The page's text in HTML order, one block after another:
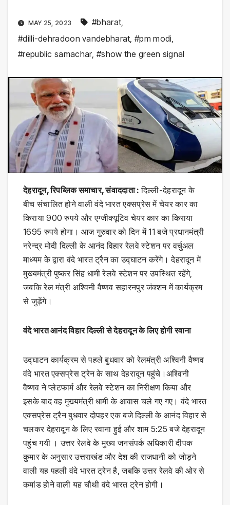
MAY 25, 2023 #bharat
#dilli-dehradoon vandebharat ,#pm modi
#republic samachar,#show the green signal
देहरादून, रिपब्लिक समाचार, संवाददाता :दिल्ली-देहरादून के
बीच संचालित होने वाली वंदे भारत एक्सप्रेस में चेयर कार का
किराया 900 रुपये और एग्जीक्यूटिव चेयर कार का किराया
1695 रुपये होगा। आज गुरुवार को दिन में 11 बजे प्रधानमंत्री
नरेन्द्र मोदी दिल्ली के आनंद विहार रेलवे स्टेशन पर वर्चुअल
माध्यम के द्वारा वंदे भारत ट्रैन का उद्घाटन करेंगे। देहरादून में
मुख्यमंत्री पुष्कर सिंह धामी रेलवे स्टेशन पर उपस्थित रहेंगे,
जबकि रेल मंत्री अश्विनी वैष्णव सहारनपुर जंक्शन में कार्यक्रम
से जुड़ेंगे।
वंदे भारत आनंद विहार दिल्ली से देहरादून के लिए होगी रवाना
उद्घाटन कार्यक्रम से पहले बुधवार को रेलमंत्री अश्विनी वैष्णव
वंदे भारत एक्सप्रेस ट्रेन के साथ देहरादून पहुंचे।अश्विनी
वैष्णव ने प्लेटफार्म और रेलवे स्टेशन का निरीक्षण किया और
इसके बाद वह मुख्यमंत्री धामी के आवास चले गए गए। वंदे भारत
एक्सप्रेस ट्रैन बुधवार दोपहर एक बजे दिल्ली के आनंद विहार से
चलकर देहरादून के लिए रवाना हुई और शाम 5:25 बजे देहरादून
पहुंच गयी । उत्तर रेलवे के मुख्य जनसंपर्क अधिकारी दीपक
कुमार के अनुसार उत्तराखंड और देश की राजधानी को जोड़ने
वाली यह पहली वंदे भारत ट्रेन है, जबकि उत्तर रेलवे की ओर से
कमांड होने वाली यह चौथी वंदे भारत ट्रेन होगी।